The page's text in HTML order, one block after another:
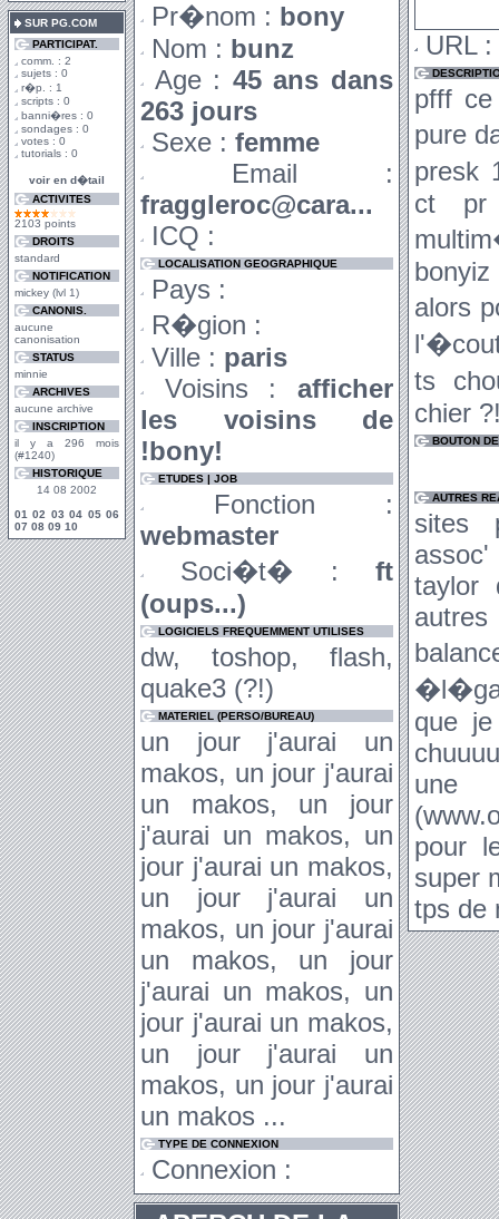
SUR PG.COM
PARTICIPAT.
comm. : 2
sujets : 0
r�p. : 1
scripts : 0
banni�res : 0
sondages : 0
votes : 0
tutorials : 0
voir en d�tail
ACTIVITES
2103 points
DROITS
standard
NOTIFICATION
mickey (lvl 1)
CANONIS.
aucune
canonisation
STATUS
minnie
ARCHIVES
aucune archive
INSCRIPTION
il y a 296 mois
(#1240)
HISTORIQUE
14 08 2002
01 02 03 04 05 06
07 08 09 10
Pr�nom : bony
Nom : bunz
Age : 45 ans dans
263 jours
Sexe : femme
Email :
fraggleroc@cara...
ICQ :
LOCALISATION GEOGRAPHIQUE
Pays :
R�gion :
Ville : paris
Voisins : afficher
les voisins de
!bony!
ETUDES | JOB
Fonction :
webmaster
Soci�t� : ft
(oups...)
LOGICIELS FREQUEMMENT UTILISES
dw, toshop, flash,
quake3 (?!)
MATERIEL (PERSO/BUREAU)
un jour j'aurai un
makos, un jour j'aurai
un makos, un jour
j'aurai un makos, un
jour j'aurai un makos,
un jour j'aurai un
makos, un jour j'aurai
un makos, un jour
j'aurai un makos, un
jour j'aurai un makos,
un jour j'aurai un
makos, un jour j'aurai
un makos ...
TYPE DE CONNEXION
Connexion :
URL :
pfff
pure
presk
ct pr
alors
ts
chier
BOUTON
AUTRES
sites
taylor
que
une
pour
super
tps de